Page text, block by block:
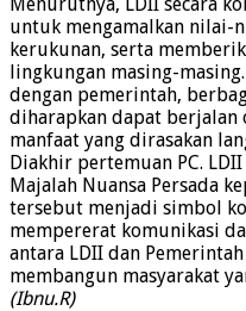
untuk mengamalkan
kerukunan, serta
lingkungan masing-
dengan pemerintah,
diharapkan ‎dapat
manfaat yang dirasakan
Diakhir pertemuan PC.
Majalah Nuansa Persada
tersebut menjadi simbol
‎mempererat komunikasi
antara LDII dan
membangun masyarakat
(Ibnu.R)